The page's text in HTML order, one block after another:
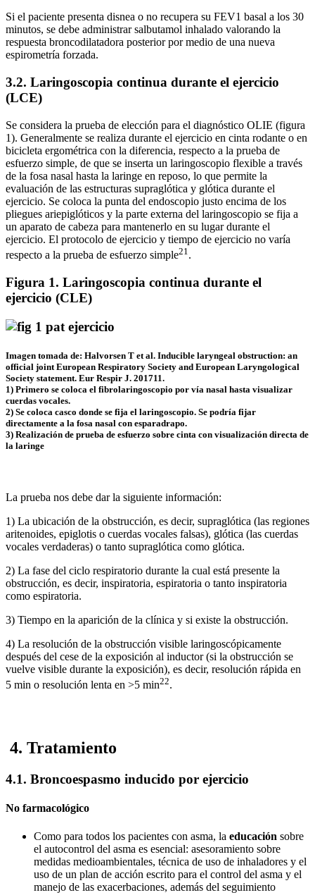
Si el paciente presenta disnea o no recupera su FEV1 basal a los 30
minutos, se debe administrar salbutamol inhalado valorando la
respuesta broncodilatadora posterior por medio de una nueva
espirometría forzada.
3.2. Laringoscopia continua durante el ejercicio
(LCE)
Se considera la prueba de elección para el diagnóstico OLIE (figura
1). Generalmente se realiza durante el ejercicio en cinta rodante o en
bicicleta ergométrica con la diferencia, respecto a la prueba de
esfuerzo simple, de que se inserta un laringoscopio flexible a través
de la fosa nasal hasta la laringe en reposo, lo que permite la
evaluación de las estructuras supraglótica y glótica durante el
ejercicio. Se coloca la punta del endoscopio justo encima de los
pliegues ariepiglóticos y la parte externa del laringoscopio se fija a
un aparato de cabeza para mantenerlo en su lugar durante el
ejercicio. El protocolo de ejercicio y tiempo de ejercicio no varía
respecto a la prueba de esfuerzo simple21 .
Figura 1. Laringoscopia continua durante el
ejercicio (CLE)
Imagen tomada de: Halvorsen T et al. Inducible laryngeal obstruction: an
official joint European Respiratory Society and European Laryngological
Society statement. Eur Respir J. 201711.
1) Primero se coloca el fibrolaringoscopio por vía nasal hasta visualizar
cuerdas vocales.
2) Se coloca casco donde se fija el laringoscopio. Se podría fijar
directamente a la fosa nasal con esparadrapo.
3) Realización de prueba de esfuerzo sobre cinta con visualización directa de
la laringe
La prueba nos debe dar la siguiente información:
1) La ubicación de la obstrucción, es decir, supraglótica (las regiones
aritenoides, epiglotis o cuerdas vocales falsas), glótica (las cuerdas
vocales verdaderas) o tanto supraglótica como glótica.
2) La fase del ciclo respiratorio durante la cual está presente la
obstrucción, es decir, inspiratoria, espiratoria o tanto inspiratoria
como espiratoria.
3) Tiempo en la aparición de la clínica y si existe la obstrucción.
4) La resolución de la obstrucción visible laringoscópicamente
después del cese de la exposición al inductor (si la obstrucción se
vuelve visible durante la exposición), es decir, resolución rápida en
5 min o resolución lenta en >5 min22.
4. Tratamiento
4.1. Broncoespasmo inducido por ejercicio
No farmacológico
Como para todos los pacientes con asma, la educación sobre
el autocontrol del asma es esencial: asesoramiento sobre
medidas medioambientales, técnica de uso de inhaladores y el
uso de un plan de acción escrito para el control del asma y el
manejo de las exacerbaciones, además del seguimiento